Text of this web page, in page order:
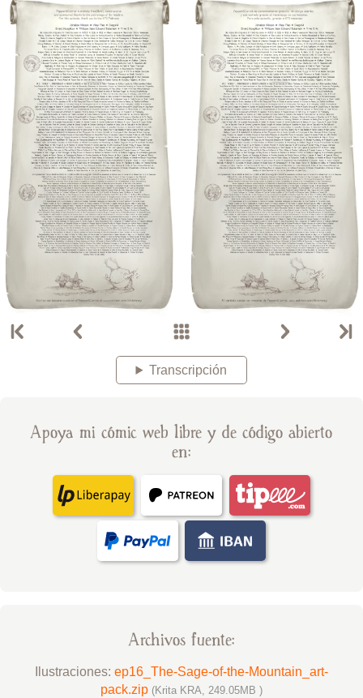
Transcripción
Apoya mi cómic web libre y de código abierto
en:
Archivos fuente:
Ilustraciones: ep16_The-Sage-of-the-Mountain_art-
pack.zip (Krita KRA, 249.05MB )